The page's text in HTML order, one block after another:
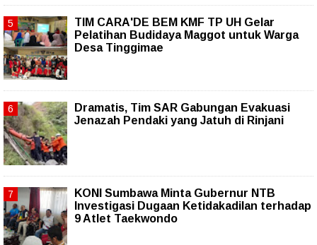
TIM CARA'DE BEM KMF TP UH Gelar
Pelatihan Budidaya Maggot untuk Warga
Desa Tinggimae
Dramatis, Tim SAR Gabungan Evakuasi
Jenazah Pendaki yang Jatuh di Rinjani
KONI Sumbawa Minta Gubernur NTB
Investigasi Dugaan Ketidakadilan terhadap
9 Atlet Taekwondo